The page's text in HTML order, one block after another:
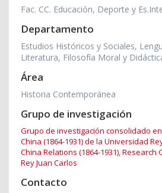
Fac. CC. Educación, Deporte y
Departamento
Estudios Históricos y Sociales,
Literatura, Filosofía Moral y
Área
Historia Contemporánea
Grupo de investigación
Grupo de investigación consolidado
China (1864-1931) de la Universidad
China Relations (1864-1931),
Rey Juan Carlos
Contacto